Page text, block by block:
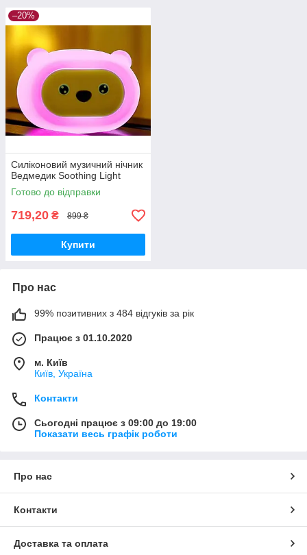
–20%
Силіконовий музичний нічник
Ведмедик Soothing Light
Готово до відправки
719,20 ₴ 899 ₴
Купити
Про нас
99% позитивних з 484 відгуків за рік
Працює з 01.10.2020
м. Київ
Київ, Україна
Контакти
Сьогодні працює з 09:00 до 19:00
Показати весь графік роботи
Про нас
Контакти
Доставка та оплата